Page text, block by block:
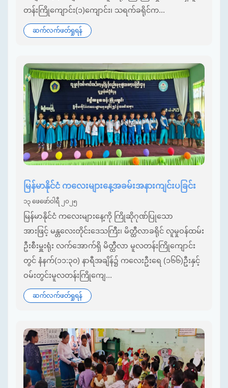
တန်းကြိုကျောင်း(၁)ကျောင်း၊ သရက်ခရိုင်က...
ဆက်လက်ဖတ်ရှုရန်
မြန်မာနိုင်ငံ ကလေးများနေ့အခမ်းအနားကျင်းပခြင်း
၁၃ ဖေဖော်ဝါရီ ၂၀၂၅
မြန်မာနိုင်ငံ ကလေးများနေ့ကို ကြိုဆိုဂုဏ်ပြုသော
အားဖြင့် မန္တလေးတိုင်းဒေသကြီး၊ မိတ္ထီလာခရိုင် လူမှုဝန်ထမ်း
ဦးစီးမှူးရုံး လက်အောက်ရှိ မိတ္ထီလာ မူလတန်းကြိုကျောင်း
တွင် နံနက်(၁၁:၃၀) နာရီအချိန်၌ ကလေးဦးရေ (၁၆၆)ဦးနှင့်
ဝမ်းတွင်းမူလတန်းကြိုကျေ...
ဆက်လက်ဖတ်ရှုရန်